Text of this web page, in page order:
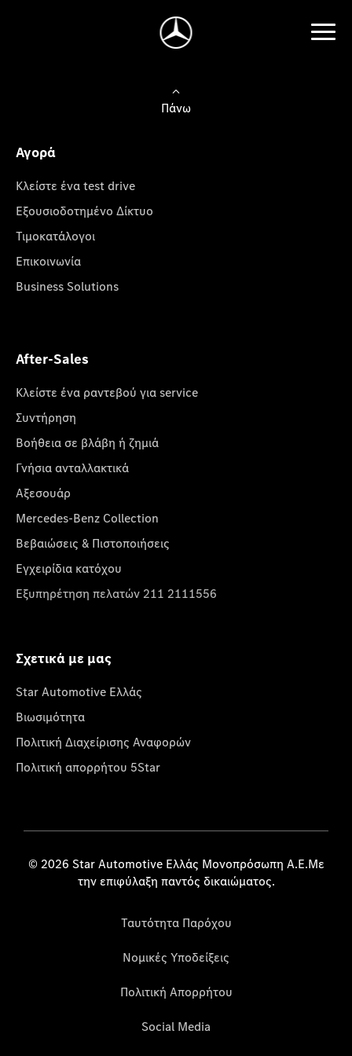
Πάνω
Αγορά
Κλείστε ένα test drive
Εξουσιοδοτημένο Δίκτυο
Τιμοκατάλογοι
Επικοινωνία
Business Solutions
After-Sales
Κλείστε ένα ραντεβού για service
Συντήρηση
Βοήθεια σε βλάβη ή ζημιά
Γνήσια ανταλλακτικά
Αξεσουάρ
Mercedes-Benz Collection
Βεβαιώσεις & Πιστοποιήσεις
Εγχειρίδια κατόχου
Εξυπηρέτηση πελατών 211 2111556
Σχετικά με μας
Star Automotive Ελλάς
Βιωσιμότητα
Πολιτική Διαχείρισης Αναφορών
Πολιτική απορρήτου 5Star
© 2026 Star Automotive Ελλάς Μονοπρόσωπη Α.Ε.Με
την επιφύλαξη παντός δικαιώματος.
Ταυτότητα Παρόχου
Νομικές Υποδείξεις
Πολιτική Απορρήτου
Social Media